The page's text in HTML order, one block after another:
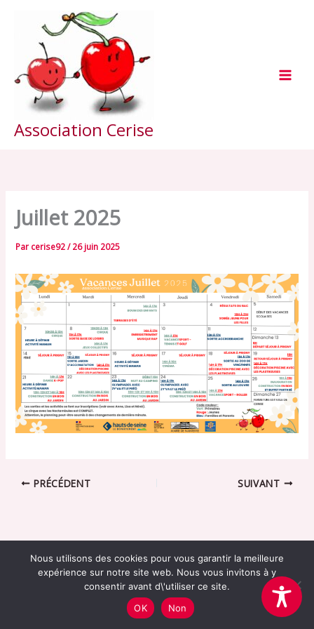
Association Cerise
Juillet 2025
Par cerise92/26 juin 2025
PRÉCÉDENT SUIVANT
Association Cerise -mentions légales
Nous utilisons des cookies pour vous garantir la meilleure
expérience sur notre site web. Nous vous invitons à y
consentir avant d\'utiliser ce site.
OK
Non